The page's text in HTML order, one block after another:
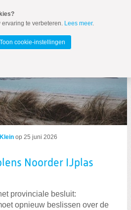
MENU
Zoeken
op 25 juni 2026
Noorder IJplas
provinciale besluit:
opnieuw beslissen over de
te verbeteren. Lees meer.
Toon cookie-instellingen